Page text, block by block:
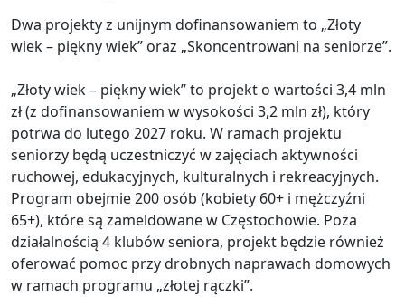
Dwa projekty z unijnym dofinansowaniem to „Złoty
wiek – piękny wiek” oraz „Skoncentrowani na seniorze”.
„Złoty wiek – piękny wiek” to projekt o wartości 3,4 mln
zł (z dofinansowaniem w wysokości 3,2 mln zł), który
potrwa do lutego 2027 roku. W ramach projektu
seniorzy będą uczestniczyć w zajęciach aktywności
ruchowej, edukacyjnych, kulturalnych i rekreacyjnych.
Program obejmie 200 osób (kobiety 60+ i mężczyźni
65+), które są zameldowane w Częstochowie. Poza
działalnością 4 klubów seniora, projekt będzie również
oferować pomoc przy drobnych naprawach domowych
w ramach programu „złotej rączki”.